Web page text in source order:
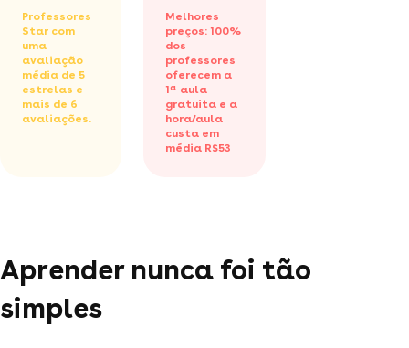
Professores
Star com
uma
avaliação
média de 5
estrelas e
mais de 6
avaliações.
Melhores
preços: 100%
dos
professores
oferecem a
1ª aula
gratuita e a
hora/aula
custa em
média R$53
Aprender nunca foi tão
simples